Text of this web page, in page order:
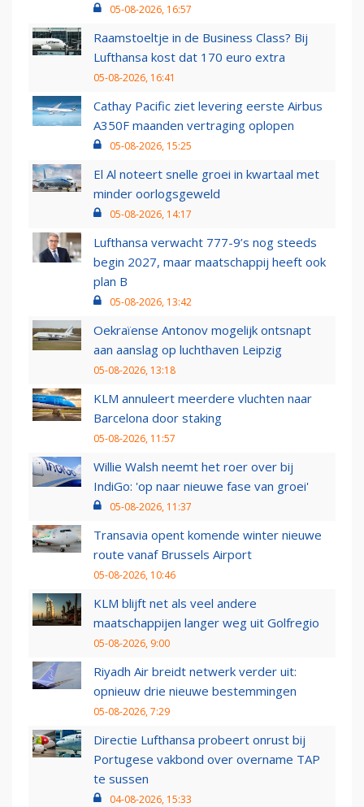
05-08-2026, 16:57
Raamstoeltje in de Business Class? Bij
Lufthansa kost dat 170 euro extra
05-08-2026, 16:41
Cathay Pacific ziet levering eerste Airbus
A350F maanden vertraging oplopen
05-08-2026, 15:25
El Al noteert snelle groei in kwartaal met
minder oorlogsgeweld
05-08-2026, 14:17
Lufthansa verwacht 777-9’s nog steeds
begin 2027, maar maatschappij heeft ook
plan B
05-08-2026, 13:42
Oekraïense Antonov mogelijk ontsnapt
aan aanslag op luchthaven Leipzig
05-08-2026, 13:18
KLM annuleert meerdere vluchten naar
Barcelona door staking
05-08-2026, 11:57
Willie Walsh neemt het roer over bij
IndiGo: 'op naar nieuwe fase van groei'
05-08-2026, 11:37
Transavia opent komende winter nieuwe
route vanaf Brussels Airport
05-08-2026, 10:46
KLM blijft net als veel andere
maatschappijen langer weg uit Golfregio
05-08-2026, 9:00
Riyadh Air breidt netwerk verder uit:
opnieuw drie nieuwe bestemmingen
05-08-2026, 7:29
Directie Lufthansa probeert onrust bij
Portugese vakbond over overname TAP
te sussen
04-08-2026, 15:33